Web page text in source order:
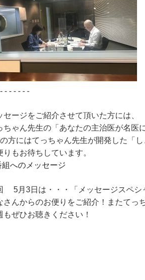
- - - - - -
セージをご紹介させて頂いた方には、
ちゃん先生の「あなたの主治医が名医
方にはてっちゃん先生が開発した「
りもお待ちしています。
組へのメッセージ
5月3日は・・・「メッセージスペシ
さんからのお便りをご紹介！またてっ
もぜひお聴きください！